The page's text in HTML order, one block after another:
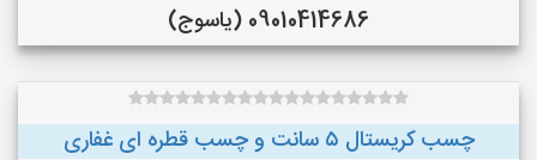
09010414686 (یاسوج)
چسب کریستال ۵ سانت و چسب قطره ای غفاری